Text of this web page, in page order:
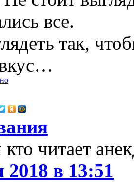
все.
так,
кто читает
2018 в 13:51